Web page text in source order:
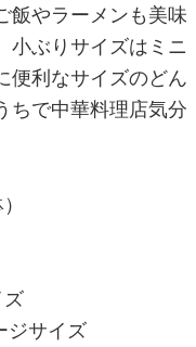
飯やラーメンも美味
小ぶりサイズはミニ
便利なサイズのどん
ちで中華料理店気分
ズ
ジサイズ